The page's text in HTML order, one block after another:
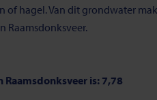
of
dicht.
of hagel. Van dit grondwater
Raamsdonksveer.
is: 7,78